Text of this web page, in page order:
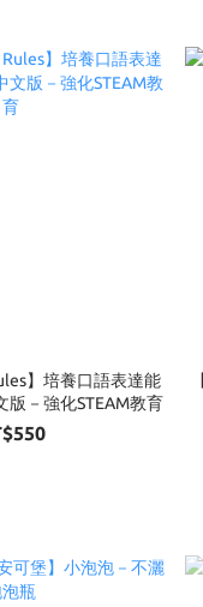
】培養口語表達能
版－強化STEAM教育